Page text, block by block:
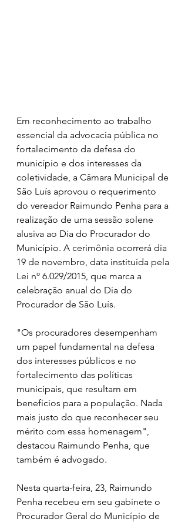
Em reconhecimento ao trabalho
essencial da advocacia pública no
fortalecimento da defesa do
município e dos interesses da
coletividade, a Câmara Municipal de
São Luís aprovou o requerimento
do vereador Raimundo Penha para a
realização de uma sessão solene
alusiva ao Dia do Procurador do
Município. A cerimônia ocorrerá dia
19 de novembro, data instituída pela
Lei nº 6.029/2015, que marca a
celebração anual do Dia do
Procurador de São Luís.
"Os procuradores desempenham
um papel fundamental na defesa
dos interesses públicos e no
fortalecimento das políticas
municipais, que resultam em
benefícios para a população. Nada
mais justo do que reconhecer seu
mérito com essa homenagem",
destacou Raimundo Penha, que
também é advogado.
Nesta quarta-feira, 23, Raimundo
Penha recebeu em seu gabinete o
Procurador Geral do Município de